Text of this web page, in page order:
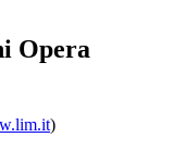
Opera
)